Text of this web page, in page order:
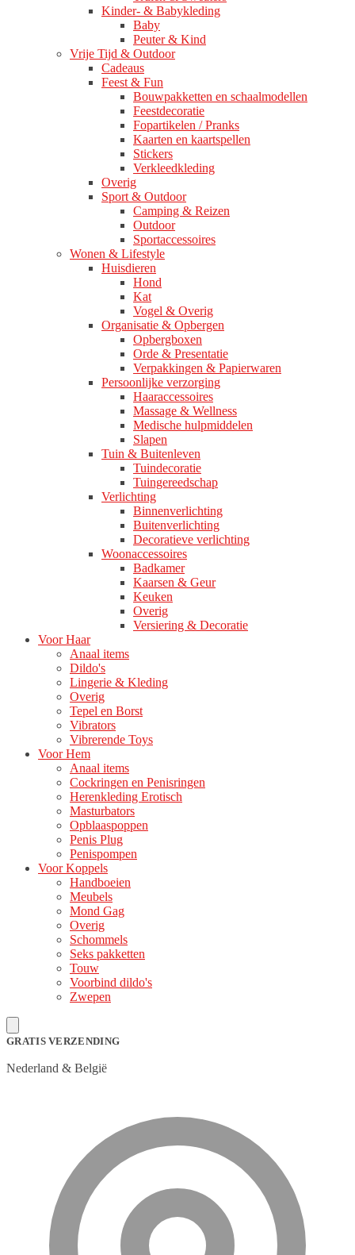
Kinder- & Babykleding
Baby
Peuter & Kind
Vrije Tijd & Outdoor
Cadeaus
Feest & Fun
Bouwpakketten en schaalmodellen
Feestdecoratie
Fopartikelen / Pranks
Kaarten en kaartspellen
Stickers
Verkleedkleding
Overig
Sport & Outdoor
Camping & Reizen
Outdoor
Sportaccessoires
Wonen & Lifestyle
Huisdieren
Hond
Kat
Vogel & Overig
Organisatie & Opbergen
Opbergboxen
Orde & Presentatie
Verpakkingen & Papierwaren
Persoonlijke verzorging
Haaraccessoires
Massage & Wellness
Medische hulpmiddelen
Slapen
Tuin & Buitenleven
Tuindecoratie
Tuingereedschap
Verlichting
Binnenverlichting
Buitenverlichting
Decoratieve verlichting
Woonaccessoires
Badkamer
Kaarsen & Geur
Keuken
Overig
Versiering & Decoratie
Voor Haar
Anaal items
Dildo's
Lingerie & Kleding
Overig
Tepel en Borst
Vibrators
Vibrerende Toys
Voor Hem
Anaal items
Cockringen en Penisringen
Herenkleding Erotisch
Masturbators
Opblaaspoppen
Penis Plug
Penispompen
Voor Koppels
Handboeien
Meubels
Mond Gag
Overig
Schommels
Seks pakketten
Touw
Voorbind dildo's
Zwepen
GRATIS VERZENDING
Nederland & België